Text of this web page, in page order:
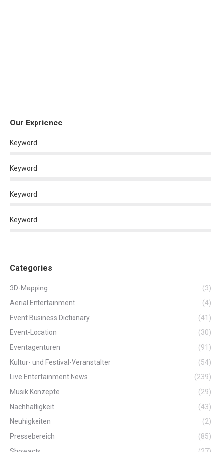
Our Exprience
Keyword
Keyword
Keyword
Keyword
Categories
3D-Mapping
(3)
Aerial Entertainment
(4)
Event Business Dictionary
(41)
Event-Location
(30)
Eventagenturen
(91)
Kultur- und Festival-Veranstalter
(54)
Live Entertainment News
(239)
Musik Konzepte
(29)
Nachhaltigkeit
(43)
Neuhigkeiten
(2)
Pressebereich
(85)